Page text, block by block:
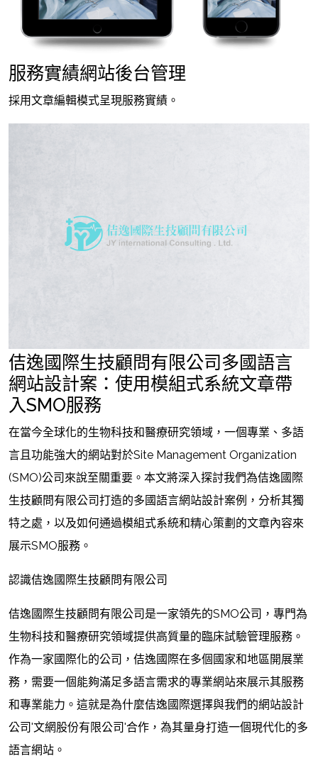
服務實績網站後台管理
採用文章編輯模式呈現服務實績。
佶逸國際生技顧問有限公司多國語言
網站設計案：使用模組式系統文章帶
入SMO服務
在當今全球化的生物科技和醫療研究領域，一個專業、多語
言且功能強大的網站對於Site Management Organization
(SMO)公司來說至關重要。本文將深入探討我們為佶逸國際
生技顧問有限公司打造的多國語言網站設計案例，分析其獨
特之處，以及如何通過模組式系統和精心策劃的文章內容來
展示SMO服務。
認識佶逸國際生技顧問有限公司
佶逸國際生技顧問有限公司是一家領先的SMO公司，專門為
生物科技和醫療研究領域提供高質量的臨床試驗管理服務。
作為一家國際化的公司，佶逸國際在多個國家和地區開展業
務，需要一個能夠滿足多語言需求的專業網站來展示其服務
和專業能力。這就是為什麼佶逸國際選擇與我們的網站設計
公司'文網股份有限公司'合作，為其量身打造一個現代化的多
語言網站。